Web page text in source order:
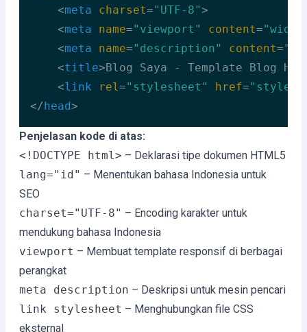
<meta charset="UTF-8">
<meta name="viewport" content=
<meta name="description" content=
<title>Blog Saya - Template Blog
<link rel="stylesheet" href=
</head>
Code language: HTML, XML
Penjelasan kode di atas:
<!DOCTYPE html> – Deklarasi tipe dokumen HTML5
lang="id" – Menentukan bahasa Indonesia untuk
SEO
charset="UTF-8" – Encoding karakter untuk
mendukung bahasa Indonesia
viewport – Membuat template responsif di berbagai
perangkat
meta description – Deskripsi untuk mesin pencari
link stylesheet – Menghubungkan file CSS
eksternal